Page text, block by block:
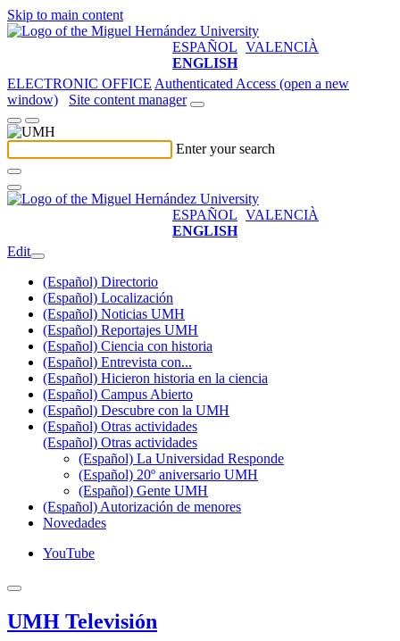
Skip to main content
ESPAÑOL VALENCIÀ
ENGLISH
ELECTRONIC OFFICE Authenticated Access (open a new
window)
Site content manager
Enter your search
ESPAÑOL VALENCIÀ
ENGLISH
Edit
(Español) Directorio
(Español) Localización
(Español) Noticias UMH
(Español) Reportajes UMH
(Español) Ciencia con historia
(Español) Entrevista con...
(Español) Hicieron historia en la ciencia
(Español) Campus Abierto
(Español) Descubre con la UMH
(Español) Otras actividades
(Español) Otras actividades
(Español) La Universidad Responde
(Español) 20º aniversario UMH
(Español) Gente UMH
(Español) Autorización de menores
Novedades
YouTube
UMH Televisión